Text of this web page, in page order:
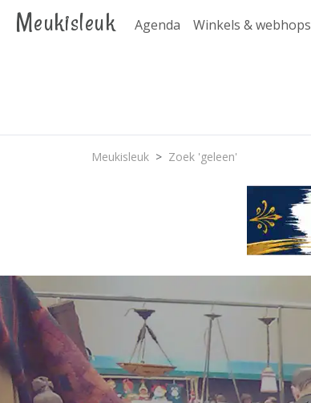
Meukisleuk Agenda Winkels & webhops
Meukisleuk Zoek 'geleen'